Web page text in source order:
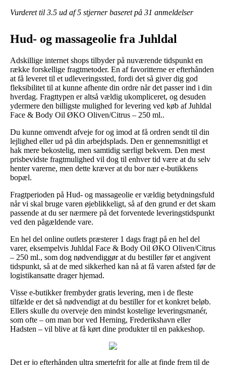
Vurderet til 3.5 ud af 5 stjerner baseret på 31 anmeldelser
Hud- og massageolie fra Juhldal
Adskillige internet shops tilbyder på nuværende tidspunkt en
række forskellige fragtmetoder. En af favoritterne er efterhånden
at få leveret til et udleveringssted, fordi det så giver dig god
fleksibilitet til at kunne afhente din ordre når det passer ind i din
hverdag. Fragttypen er altså vældig ukompliceret, og desuden
ydermere den billigste mulighed for levering ved køb af Juhldal
Face & Body Oil ØKO Oliven/Citrus – 250 ml..
Du kunne omvendt afveje for og imod at få ordren sendt til din
lejlighed eller ud på din arbejdsplads. Den er gennemsnitligt et
hak mere bekostelig, men samtidig særligt bekvem. Den mest
prisbevidste fragtmulighed vil dog til enhver tid være at du selv
henter varerne, men dette kræver at du bor nær e-butikkens
bopæl.
Fragtperioden på Hud- og massageolie er vældig betydningsfuld
når vi skal bruge varen øjeblikkeligt, så af den grund er det skam
passende at du ser nærmere på det forventede leveringstidspunkt
ved den pågældende vare.
En hel del online outlets præsterer 1 dags fragt på en hel del
varer, eksempelvis Juhldal Face & Body Oil ØKO Oliven/Citrus
– 250 ml., som dog nødvendiggør at du bestiller før et angivent
tidspunkt, så at de med sikkerhed kan nå at få varen afsted før de
logistikansatte drager hjemad.
Visse e-butikker frembyder gratis levering, men i de fleste
tilfælde er det så nødvendigt at du bestiller for et konkret beløb.
Ellers skulle du overveje den mindst kostelige leveringsmanér,
som ofte – om man bor ved Herning, Frederikshavn eller
Hadsten – vil blive at få kørt dine produkter til en pakkeshop.
Det er jo efterhånden ultra smertefrit for alle at finde frem til de